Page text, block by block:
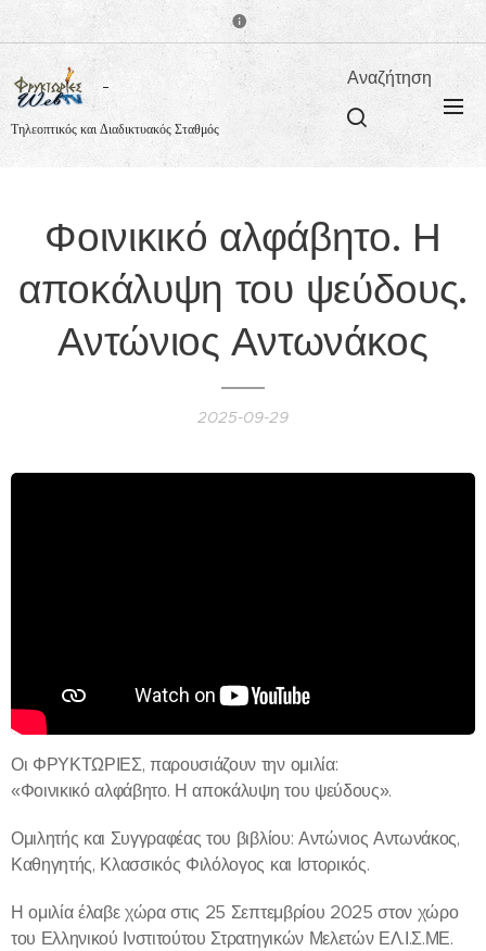
Τηλεοπτικός και Διαδικτυακός Σταθμός
Αναζήτηση
Φοινικικό αλφάβητο. Η
αποκάλυψη του ψεύδους.
Αντώνιος Αντωνάκος
2025-09-29
Οι ΦΡΥΚΤΩΡΙΕΣ, παρουσιάζουν την ομιλία:
«Φοινικικό αλφάβητο. Η αποκάλυψη του ψεύδους».
Ομιλητής και Συγγραφέας του βιβλίου: Αντώνιος Αντωνάκος,
Καθηγητής, Κλασσικός Φιλόλογος και Ιστορικός.
Η ομιλία έλαβε χώρα στις 25 Σεπτεμβρίου 2025 στον χώρο
του Ελληνικού Ινστιτούτου Στρατηγικών Μελετών ΕΛ.Ι.Σ.ΜΕ.